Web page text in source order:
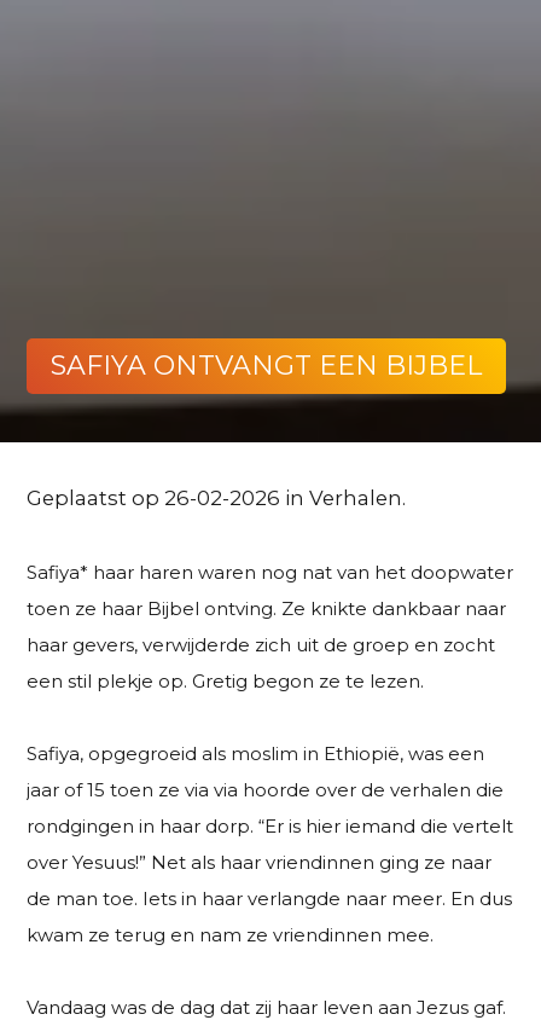
SAFIYA ONTVANGT EEN BIJBEL
Geplaatst op 26-02-2026 inVerhalen.
Safiya* haar haren waren nog nat van het doopwater
toen ze haar Bijbel ontving. Ze knikte dankbaar naar
haar gevers, verwijderde zich uit de groep en zocht
een stil plekje op. Gretig begon ze te lezen.
Safiya, opgegroeid als moslim in Ethiopië, was een
jaar of 15 toen ze via via hoorde over de verhalen die
rondgingen in haar dorp. “Er is hier iemand die vertelt
over Yesuus!” Net als haar vriendinnen ging ze naar
de man toe. Iets in haar verlangde naar meer. En dus
kwam ze terug en nam ze vriendinnen mee.
Vandaag was de dag dat zij haar leven aan Jezus gaf.